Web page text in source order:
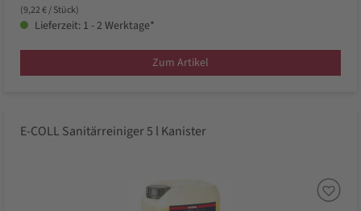
(9,22 € / Stück)
Lieferzeit: 1 - 2 Werktage*
Zum Artikel
E-COLL Sanitärreiniger 5 l Kanister